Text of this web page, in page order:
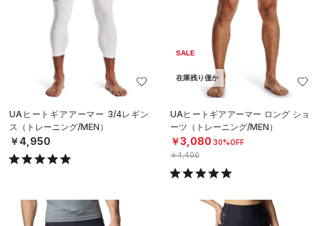
UAヒートギアアーマー 3/4レギン
ス（トレーニング/MEN）
￥4,950
SALE
在庫残り僅か
UAヒートギアアーマー ロング ショ
ーツ（トレーニング/MEN）
￥3,080 30%OFF
￥4,400